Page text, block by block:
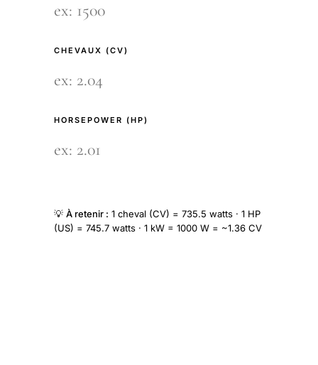
CHEVAUX (CV)
HORSEPOWER (HP)
💡 À retenir : 1 cheval (CV) = 735.5 watts · 1 HP
(US) = 745.7 watts · 1 kW = 1000 W = ~1.36 CV